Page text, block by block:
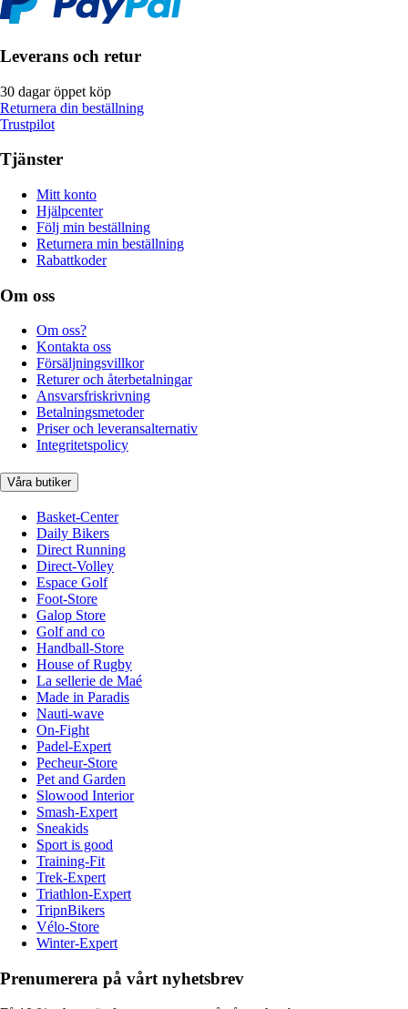
Leverans och retur
30 dagar öppet köp
Returnera din beställning
Trustpilot
Tjänster
Mitt konto
Hjälpcenter
Följ min beställning
Returnera min beställning
Rabattkoder
Om oss
Om oss?
Kontakta oss
Försäljningsvillkor
Returer och återbetalningar
Ansvarsfriskrivning
Betalningsmetoder
Priser och leveransalternativ
Integritetspolicy
Våra butiker
Basket-Center
Daily Bikers
Direct Running
Direct-Volley
Espace Golf
Foot-Store
Galop Store
Golf and co
Handball-Store
House of Rugby
La sellerie de Maé
Made in Paradis
Nauti-wave
On-Fight
Padel-Expert
Pecheur-Store
Pet and Garden
Slowood Interior
Smash-Expert
Sneakids
Sport is good
Training-Fit
Trek-Expert
Triathlon-Expert
TripnBikers
Vélo-Store
Winter-Expert
Prenumerera på vårt nyhetsbrev